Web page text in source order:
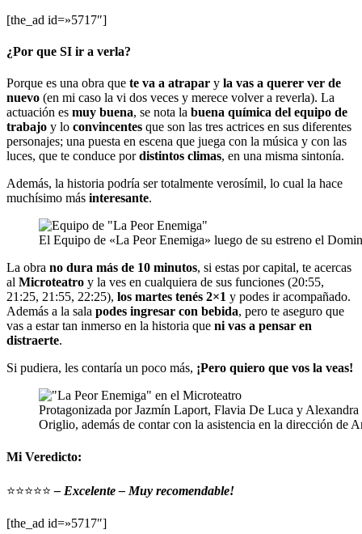
[the_ad id=»5717″]
¿Por que SI ir a verla?
Porque es una obra que te va a atrapar y la vas a querer ver de
nuevo (en mi caso la vi dos veces y merece volver a reverla). La
actuación es muy buena, se nota la buena química del equipo de
trabajo y lo convincentes que son las tres actrices en sus diferentes
personajes; una puesta en escena que juega con la música y con las
luces, que te conduce pordistintos climas, en una misma sintonía.
Además, la historia podría ser totalmente verosímil, lo cual la hace
muchísimo más interesante.
El Equipo de «La Peor Enemiga» luego de su estreno el
La obra no dura más de 10 minutos, si estas por capital, te acercas
al Microteatro y la ves en cualquiera de sus funciones (20:55,
21:25, 21:55, 22:25), los martes tenés 2×1 y podes ir acompañado.
Además a la sala podes ingresar con bebida, pero te aseguro que
vas a estar tan inmerso en la historia que ni vas a pensar en
distraerte.
Si pudiera, les contaría un poco más, ¡Pero quiero que vos la veas!
Protagonizada por Jazmín Laport, Flavia De Luca y
Origlio, además de contar con la asistencia en la dirección de
Mi Veredicto:
⭐⭐⭐⭐⭐ – Excelente – Muy recomendable!
[the_ad id=»5717″]